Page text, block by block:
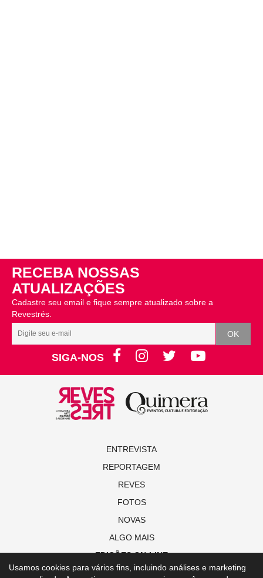
RECEBA NOSSAS
ATUALIZAÇÕES
Cadastre seu email e fique sempre atualizado sobre a
Revestrés.
SIGA-NOS
ENTREVISTA
REPORTAGEM
REVES
FOTOS
NOVAS
ALGO MAIS
EDIÇÕES ON-LINE
Usamos cookies para vários fins, incluindo análises e marketing